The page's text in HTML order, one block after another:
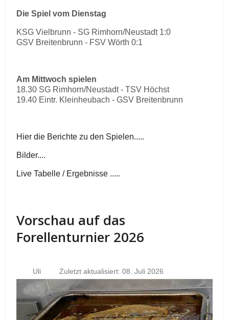
Die Spiel vom Dienstag
KSG Vielbrunn - SG Rimhorn/Neustadt 1:0
GSV Breitenbrunn - FSV Wörth 0:1
Am Mittwoch spielen
18.30 SG Rimhorn/Neustadt - TSV Höchst
19.40 Eintr. Kleinheubach - GSV Breitenbrunn
Hier die Berichte zu den Spielen.....
Bilder....
Live Tabelle / Ergebnisse .....
Vorschau auf das
Forellenturnier 2026
Uli Zuletzt aktualisiert: 08. Juli 2026